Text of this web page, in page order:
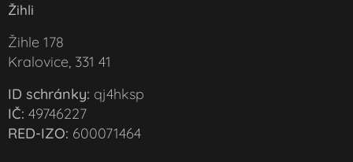
Žihli
Žihle 178
Kralovice, 331 41
ID schránky: qj4hksp
IČ: 49746227
RED-IZO: 600071464